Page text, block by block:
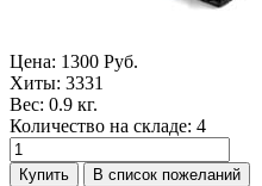
Цена: 1300 Руб.
Хиты: 3331
Вес: 0.9 кг.
Количество на складе: 4